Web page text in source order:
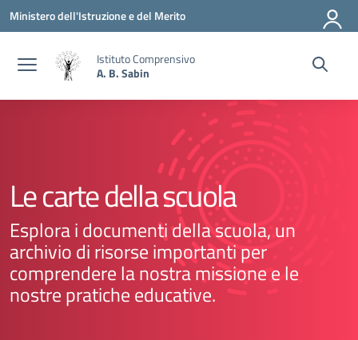
Vai ai contenuti
Vai al menu di navigazione
Vai al footer
Ministero dell'Istruzione e del Merito
Istituto Comprensivo
A. B. Sabin
Le carte della scuola
Esplora i documenti della scuola, un
archivio di risorse importanti per
comprendere la nostra missione e le
nostre pratiche educative.